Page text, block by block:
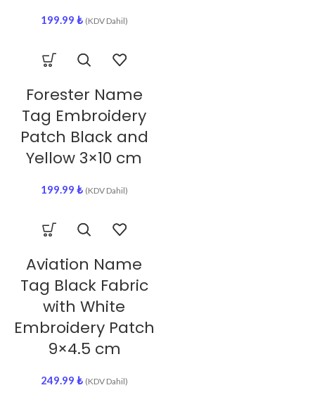
199.99 ₺ (KDV Dahil)
Forester Name
Tag Embroidery
Patch Black and
Yellow 3×10 cm
199.99 ₺ (KDV Dahil)
Aviation Name
Tag Black Fabric
with White
Embroidery Patch
9×4.5 cm
249.99 ₺ (KDV Dahil)